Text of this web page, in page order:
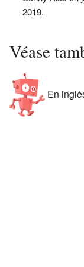
2019.
Véase
En